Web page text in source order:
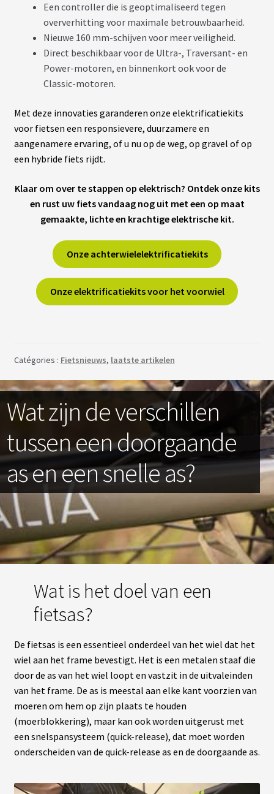
Een controller die is geoptimaliseerd tegen
oververhitting voor maximale betrouwbaarheid.
Nieuwe 160 mm-schijven voor meer veiligheid.
Direct beschikbaar voor de Ultra-, Traversant- en
Power-motoren, en binnenkort ook voor de
Classic-motoren.
Met deze innovaties garanderen onze elektrificatiekits
voor fietsen een responsievere, duurzamere en
aangenamere ervaring, of u nu op de weg, op gravel of op
een hybride fiets rijdt.
Klaar om over te stappen op elektrisch? Ontdek onze kits
en rust uw fiets vandaag nog uit met een op maat
gemaakte, lichte en krachtige elektrische kit.
Onze achterwielelektrificatiekits
Onze elektrificatiekits voor het voorwiel
Catégories : Fietsnieuws, laatste artikelen
Wat zijn de verschillen
tussen een doorgaande
as en een snelle as?
Wat is het doel van een
fietsas?
De fietsas is een essentieel onderdeel van het wiel dat het
wiel aan het frame bevestigt. Het is een metalen staaf die
door de as van het wiel loopt en vastzit in de uitvaleinden
van het frame. De as is meestal aan elke kant voorzien van
moeren om hem op zijn plaats te houden
(moerblokkering), maar kan ook worden uitgerust met
een snelspansysteem (quick-release), dat moet worden
onderscheiden van de quick-release as en de doorgaande as.